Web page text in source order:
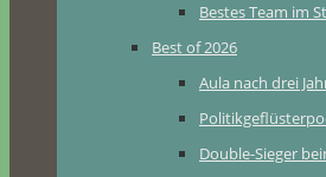
Bestes Team im
Best of 2026
Aula nach drei
Double-Sieger